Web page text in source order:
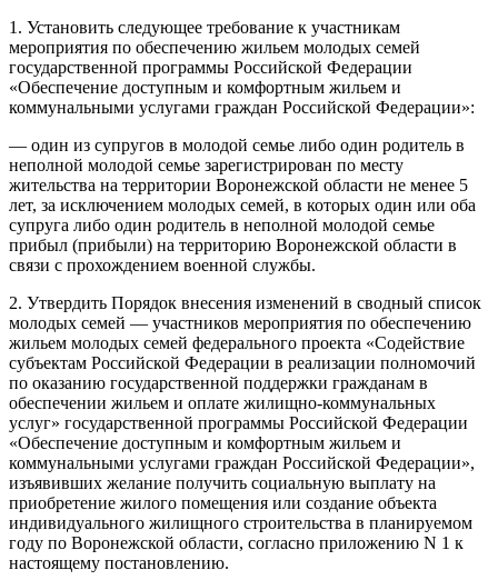
1. Установить следующее требование к участникам
мероприятия по обеспечению жильем молодых семей
государственной программы Российской Федерации
«Обеспечение доступным и комфортным жильем и
коммунальными услугами граждан Российской Федерации»:
— один из супругов в молодой семье либо один родитель в
неполной молодой семье зарегистрирован по месту
жительства на территории Воронежской области не менее 5
лет, за исключением молодых семей, в которых один или оба
супруга либо один родитель в неполной молодой семье
прибыл (прибыли) на территорию Воронежской области в
связи с прохождением военной службы.
2. Утвердить Порядок внесения изменений в сводный список
молодых семей — участников мероприятия по обеспечению
жильем молодых семей федерального проекта «Содействие
субъектам Российской Федерации в реализации полномочий
по оказанию государственной поддержки гражданам в
обеспечении жильем и оплате жилищно-коммунальных
услуг» государственной программы Российской Федерации
«Обеспечение доступным и комфортным жильем и
коммунальными услугами граждан Российской Федерации»,
изъявивших желание получить социальную выплату на
приобретение жилого помещения или создание объекта
индивидуального жилищного строительства в планируемом
году по Воронежской области, согласно приложению N 1 к
настоящему постановлению.